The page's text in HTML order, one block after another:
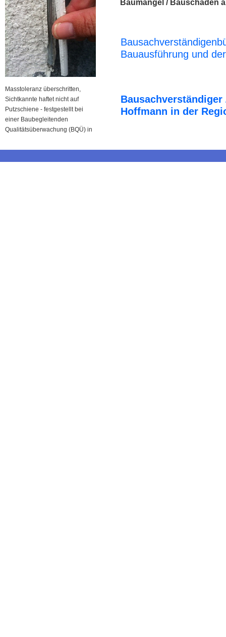
Masstoleranz überschritten,
Sichtkannte haftet nicht auf
Putzschiene - festgestellt bei
einer Baubegleitenden
Qualitätsüberwachung (BQÜ) in
Bauausführung und
Hoffmann in der
Baumängel / Bauschäden